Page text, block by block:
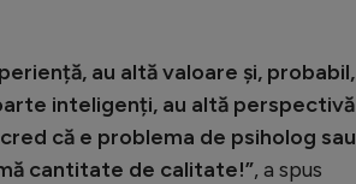
au altă valoare și, probabil,
inteligenți, au altă perspectivă
că e problema de psiholog sau
cantitate de calitate!”, a spus